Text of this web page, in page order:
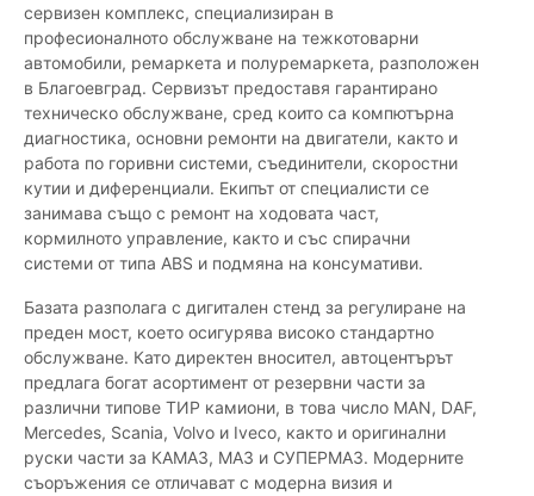
сервизен комплекс, специализиран в
професионалното обслужване на тежкотоварни
автомобили, ремаркета и полуремаркета, разположен
в Благоевград. Сервизът предоставя гарантирано
техническо обслужване, сред които са компютърна
диагностика, основни ремонти на двигатели, както и
работа по горивни системи, съединители, скоростни
кутии и диференциали. Екипът от специалисти се
занимава също с ремонт на ходовата част,
кормилното управление, както и със спирачни
системи от типа ABS и подмяна на консумативи.
Базата разполага с дигитален стенд за регулиране на
преден мост, което осигурява високо стандартно
обслужване. Като директен вносител, автоцентърът
предлага богат асортимент от резервни части за
различни типове ТИР камиони, в това число MAN, DAF,
Mercedes, Scania, Volvo и Iveco, както и оригинални
руски части за КАМАЗ, МАЗ и СУПЕРМАЗ. Модерните
съоръжения се отличават с модерна визия и